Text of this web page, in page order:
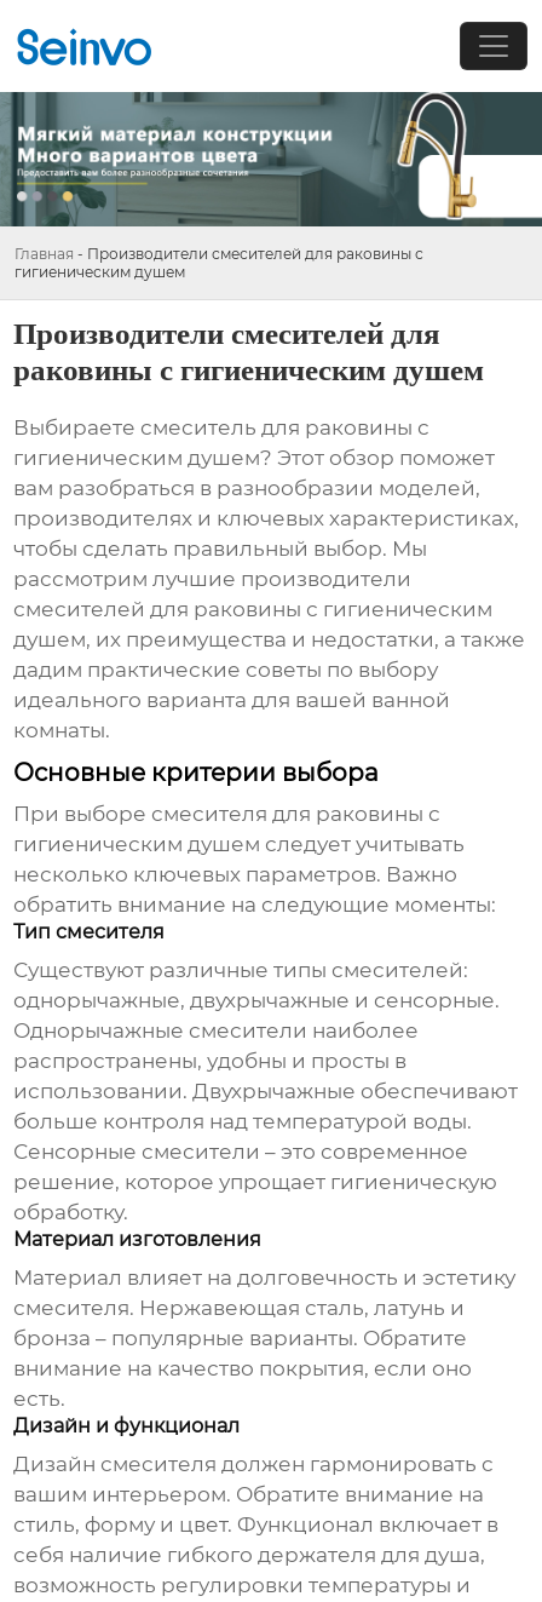
Главная - Производители смесителей для раковины с
гигиеническим душем
Производители смесителей для
раковины с гигиеническим душем
Выбираете смеситель для раковины с
гигиеническим душем? Этот обзор поможет
вам разобраться в разнообразии моделей,
производителях и ключевых характеристиках,
чтобы сделать правильный выбор. Мы
рассмотрим лучшие производители
смесителей для раковины с гигиеническим
душем, их преимущества и недостатки, а также
дадим практические советы по выбору
идеального варианта для вашей ванной
комнаты.
Основные критерии выбора
При выборе смесителя для раковины с
гигиеническим душем следует учитывать
несколько ключевых параметров. Важно
обратить внимание на следующие моменты:
Тип смесителя
Существуют различные типы смесителей:
однорычажные, двухрычажные и сенсорные.
Однорычажные смесители наиболее
распространены, удобны и просты в
использовании. Двухрычажные обеспечивают
больше контроля над температурой воды.
Сенсорные смесители – это современное
решение, которое упрощает гигиеническую
обработку.
Материал изготовления
Материал влияет на долговечность и эстетику
смесителя. Нержавеющая сталь, латунь и
бронза – популярные варианты. Обратите
внимание на качество покрытия, если оно
есть.
Дизайн и функционал
Дизайн смесителя должен гармонировать с
вашим интерьером. Обратите внимание на
стиль, форму и цвет. Функционал включает в
себя наличие гибкого держателя для душа,
возможность регулировки температуры и